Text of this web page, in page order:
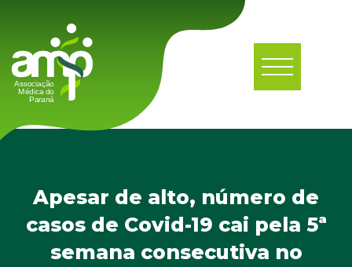
Apesar de alto, número de
casos de Covid-19 cai pela 5ª
semana consecutiva no